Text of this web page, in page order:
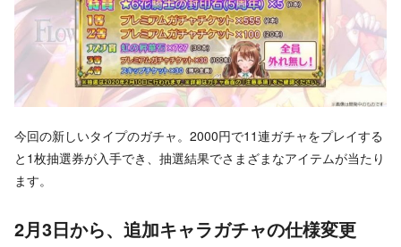
今回の新しいタイプのガチャ。2000円で11連ガチャをプレイする
と1枚抽選券が入手でき、抽選結果でさまざまなアイテムが当たり
ます。
2月3日から、追加キャラガチャの仕様変更